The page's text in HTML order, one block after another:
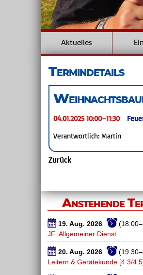
NavigationAktuelles
Termindetails
04.01.2025 10:00–11:30
Verantwortlich: Martin
Zurück
Anstehende
19. Aug. 2026
JF: Allgemeiner Dienst
20. Aug. 2026
Leitern & Gerätekunde [4.3/